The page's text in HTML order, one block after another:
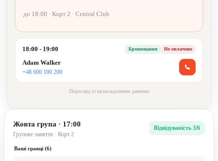
до 18:00 · Корт 2 · Central Club
18:00 - 19:00 Бронювання Не оплачено
Adam Walker
+48 600 100 200
Перегляд із прикладовими даними
Жовта група · 17:00
Групове заняття · Корт 2
Відвідуваність 3/6
Ваші гравці (6)